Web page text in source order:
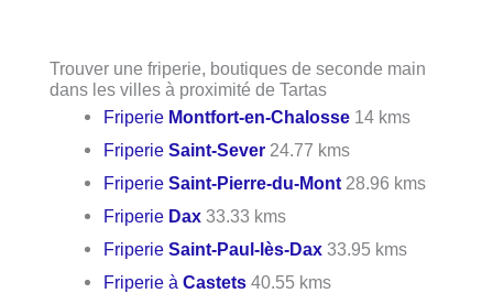
Trouver une friperie, boutiques de seconde main
dans les villes à proximité de Tartas
Friperie Montfort-en-Chalosse 14 kms
FriperieSaint-Sever 24.77 kms
FriperieSaint-Pierre-du-Mont 28.96 kms
Friperie Dax 33.33 kms
FriperieSaint-Paul-lès-Dax 33.95 kms
Friperie àCastets 40.55 kms